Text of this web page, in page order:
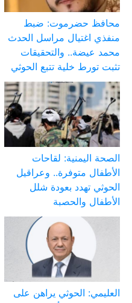
محافظ حضرموت: ضبط
منفذي اغتيال مراسل الحدث
محمد عيضة.. والتحقيقات
تثبت تورط خلية تتبع الحوثي
الصحة اليمنية: لقاحات
الأطفال متوفرة.. وعراقيل
الحوثي تهدد بعودة شلل
الأطفال والحصبة
العليمي: الحوثي يراهن على